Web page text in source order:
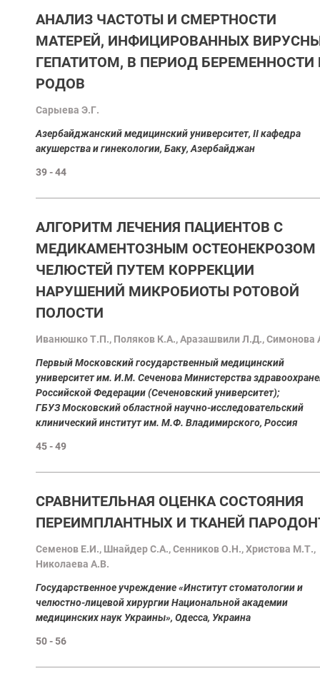
AНАЛИЗ ЧАСТОТЫ И СМЕРТНОСТИ
МАТЕРЕЙ, ИНФИЦИРОВАННЫХ
ГЕПАТИТОМ, В ПЕРИОД БЕРЕМЕННОСТИ
РОДОВ
Сарыева Э.Г.
Aзербайджанский медицинский университет, II кафедра
акушерства и гинекологии, Баку, Азербайджан
39 - 44
АЛГОРИТМ ЛЕЧЕНИЯ ПАЦИЕНТОВ С
МЕДИКАМЕНТОЗНЫМ ОСТЕОНЕКРОЗОМ
ЧЕЛЮСТЕЙ ПУТЕМ КОРРЕКЦИИ
НАРУШЕНИЙ МИКРОБИОТЫ РОТОВОЙ
ПОЛОСТИ
Иванюшко Т.П., Поляков К.А., Аразашвили Л.Д., Симонова
Первый Московский государственный медицинский
университет им. И.М. Сеченова Министерства
Российской Федерации (Сеченовский университет);
ГБУЗ Московский областной научно-исследовательский
клинический институт им. М.Ф. Владимирского, Россия
45 - 49
СРАВНИТЕЛЬНАЯ ОЦЕНКА СОСТОЯНИЯ
ПЕРЕИМПЛАНТНЫХ И ТКАНЕЙ
Семенов Е.И., Шнайдер С.А., Сенников О.Н., Христова М.Т.,
Николаева А.В.
Государственное учреждение «Институт стоматологии и
челюстно-лицевой хирургии Национальной академии
медицинских наук Украины», Одесса, Украина
50 - 56